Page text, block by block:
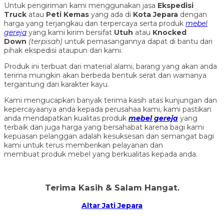
Untuk pengiriman kami menggunakan jasa Ekspedisi
Truck atau Peti Kemas yang ada di Kota Jepara dengan
harga yang terjangkau dan terpercaya serta produk mebel
gereja yang kami kirim bersifat Utuh atau Knocked
Down (terpisah) untuk pemasangannya dapat di bantu dari
pihak ekspedisi ataupun dari kami.
Produk ini terbuat dari material alami, barang yang akan anda
terima mungkin akan berbeda bentuk serat dan warnanya
tergantung dari karakter kayu.
Kami mengucapkan banyak terima kasih atas kunjungan dan
kepercayaanya anda kepada perusahaa kami, kami pastikan
anda mendapatkan kualitas produk mebel gereja yang
terbaik dan juga harga yang bersahabat karena bagi kami
kepuasan pelanggan adalah kesuksesan dan semangat bagi
kami untuk terus memberikan pelayanan dan
membuat produk mebel yang berkualitas kepada anda.
Terima Kasih & Salam Hangat.
Altar Jati Jepara